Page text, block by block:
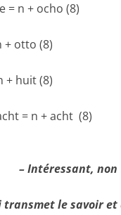
= n + ocho (8)
+ otto (8)
+ huit (8)
= n + acht (8)
– Intéressant, non
le savoir